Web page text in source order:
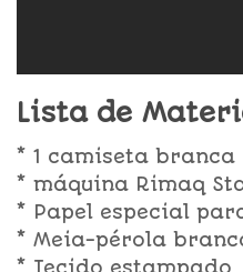
Lista de
* 1 camiseta branca
* máquina Rimaq
* Papel especial
* Meia-pérola
* Tecido estampado